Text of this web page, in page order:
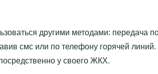
другими методами: передача
смс или по телефону горячей линий.
у своего ЖКХ.